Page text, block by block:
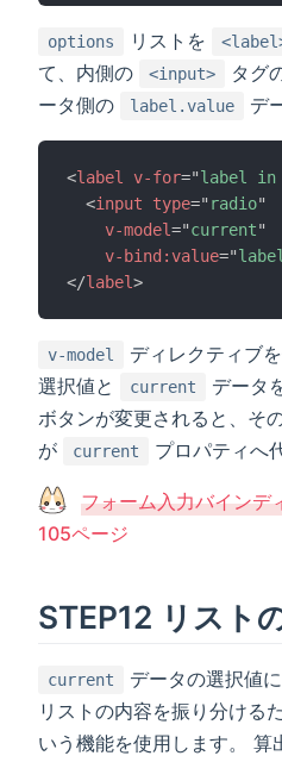
options リストを
て、内側の
<input> タグ
ータ側の
label.value デ
<label v-for="label in
<input type=" radio"
v-model="current"
v-bind:value="
</label>
v-model
ディレクティブ
選択値と
current
データ
ボタンが変更されると、そ
が current プロパティへ
フォーム入力バイン
105ページ
STEP12 リスト
current
データの選択値
リストの内容を振り分ける
いう機能を使用します。 算